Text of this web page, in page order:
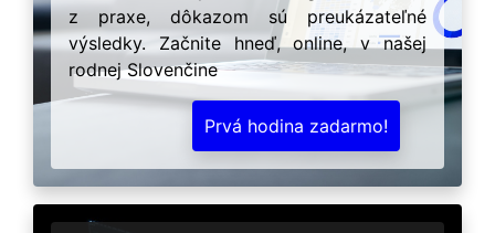
z praxe, dôkazom sú preukázateľné
výsledky. Začnite hneď, online, v našej
rodnej Slovenčine
Prvá hodina zadarmo!